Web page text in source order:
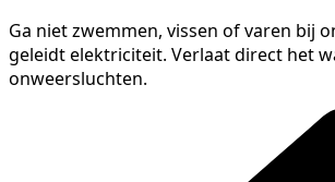
Ga niet zwemmen, vissen of varen bij
geleidt elektriciteit. Verlaat direct het
onweersluchten.